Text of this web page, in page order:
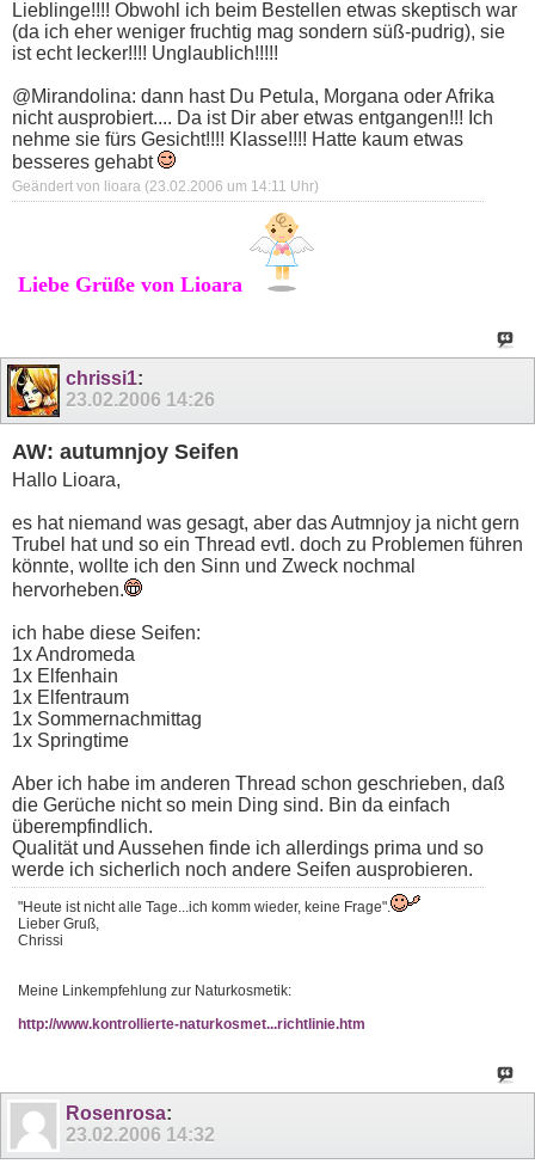
Lieblinge!!!! Obwohl ich beim Bestellen etwas skeptisch war
(da ich eher weniger fruchtig mag sondern süß-pudrig), sie
ist echt lecker!!!! Unglaublich!!!!!
@Mirandolina: dann hast Du Petula, Morgana oder Afrika
nicht ausprobiert.... Da ist Dir aber etwas entgangen!!! Ich
nehme sie fürs Gesicht!!!! Klasse!!!! Hatte kaum etwas
besseres gehabt
Geändert von lioara (23.02.2006 um 14:11 Uhr)
Liebe Grüße von Lioara
chrissi1:
23.02.2006 14:26
AW: autumnjoy Seifen
Hallo Lioara,
es hat niemand was gesagt, aber das Autmnjoy ja nicht gern
Trubel hat und so ein Thread evtl. doch zu Problemen führen
könnte, wollte ich den Sinn und Zweck nochmal
hervorheben.
ich habe diese Seifen:
1x Andromeda
1x Elfenhain
1x Elfentraum
1x Sommernachmittag
1x Springtime
Aber ich habe im anderen Thread schon geschrieben, daß
die Gerüche nicht so mein Ding sind. Bin da einfach
überempfindlich.
Qualität und Aussehen finde ich allerdings prima und so
werde ich sicherlich noch andere Seifen ausprobieren.
"Heute ist nicht alle Tage...ich komm wieder, keine Frage".
Lieber Gruß,
Chrissi
Meine Linkempfehlung zur Naturkosmetik:
http://www.kontrollierte-naturkosmet...richtlinie.htm
Rosenrosa:
23.02.2006 14:32